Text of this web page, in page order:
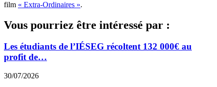
film « Extra-Ordinaires ».
Vous pourriez être intéressé par :
Les étudiants de l’IÉSEG récoltent 132 000€ au
profit de…
30/07/2026